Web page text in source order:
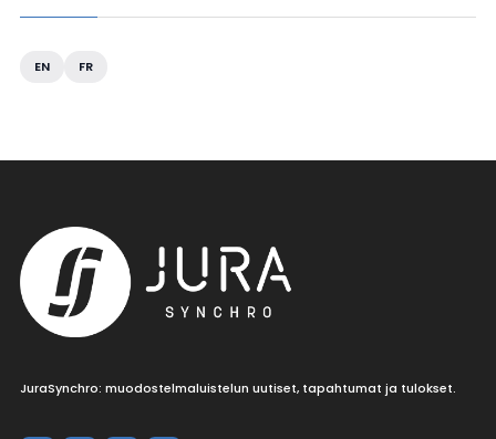
EN FR
JuraSynchro: muodostelmaluistelun uutiset, tapahtumat ja tulokset.